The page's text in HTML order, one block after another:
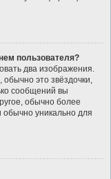
пользователя?
два изображения.
это звёздочки,
сообщений вы
обычно более
обычно уникально для